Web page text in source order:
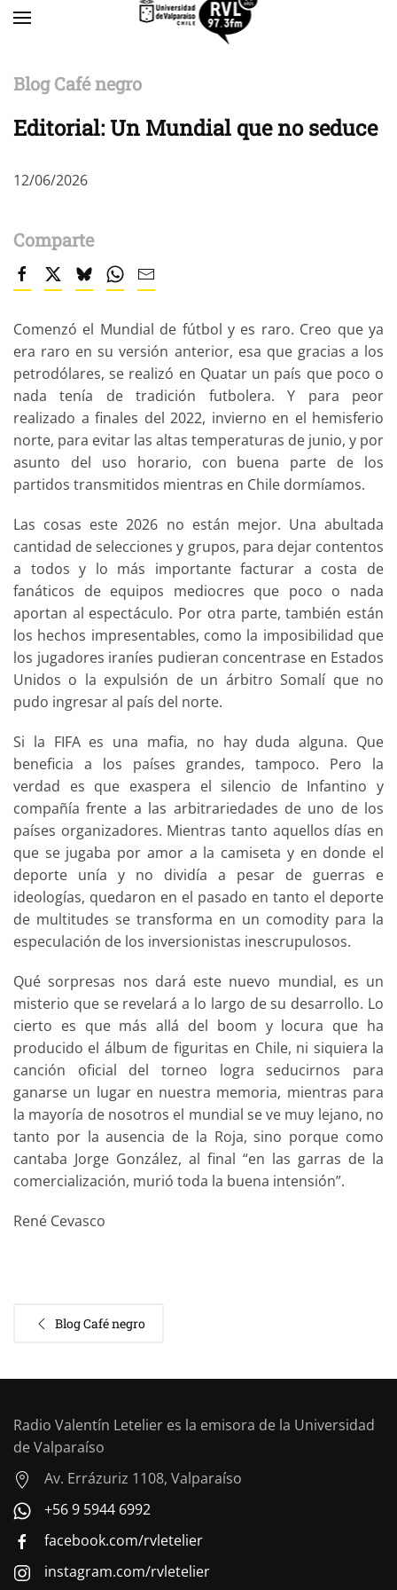
Blog Café negro
Editorial: Un Mundial que no seduce
12/06/2026
Comparte
Comenzó el Mundial de fútbol y es raro. Creo que ya
era raro en su versión anterior, esa que gracias a los
petrodólares, se realizó en Quatar un país que poco o
nada tenía de tradición futbolera. Y para peor
realizado a finales del 2022, invierno en el hemisferio
norte, para evitar las altas temperaturas de junio, y por
asunto del uso horario, con buena parte de los
partidos transmitidos mientras en Chile dormíamos.
Las cosas este 2026 no están mejor. Una abultada
cantidad de selecciones y grupos, para dejar contentos
a todos y lo más importante facturar a costa de
fanáticos de equipos mediocres que poco o nada
aportan al espectáculo. Por otra parte, también están
los hechos impresentables, como la imposibilidad que
los jugadores iraníes pudieran concentrase en Estados
Unidos o la expulsión de un árbitro Somalí que no
pudo ingresar al país del norte.
Si la FIFA es una mafia, no hay duda alguna. Que
beneficia a los países grandes, tampoco. Pero la
verdad es que exaspera el silencio de Infantino y
compañía frente a las arbitrariedades de uno de los
países organizadores. Mientras tanto aquellos días en
que se jugaba por amor a la camiseta y en donde el
deporte unía y no dividía a pesar de guerras e
ideologías, quedaron en el pasado en tanto el deporte
de multitudes se transforma en un comodity para la
especulación de los inversionistas inescrupulosos.
Qué sorpresas nos dará este nuevo mundial, es un
misterio que se revelará a lo largo de su desarrollo. Lo
cierto es que más allá del boom y locura que ha
producido el álbum de figuritas en Chile, ni siquiera la
canción oficial del torneo logra seducirnos para
ganarse un lugar en nuestra memoria, mientras para
la mayoría de nosotros el mundial se ve muy lejano, no
tanto por la ausencia de la Roja, sino porque como
cantaba Jorge González, al final “en las garras de la
comercialización, murió toda la buena intensión”.
René Cevasco
Blog Café negro
Radio Valentín Letelier es la emisora de la Universidad
de Valparaíso
Av. Errázuriz 1108, Valparaíso
+56 9 5944 6992
facebook.com/rvletelier
instagram.com/rvletelier